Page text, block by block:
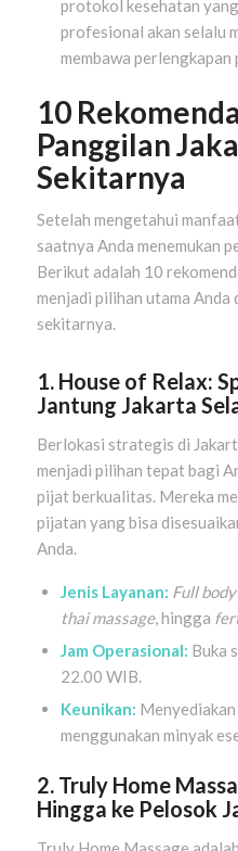
protokol kesehatan
profesional akan selalu
membawa perlengkapan
10
Panggilan
Sekitarnya
Setelah mengetahui
saatnya Anda menemukan
Berikut adalah 10
menjadi pilihan utama Anda
sekitarnya.
1. House of Relax:
Jantung Jakarta
Berlokasi strategis di
menjadi pilihan tepat bagi
pijat berkualitas. Mereka
pijatan yang bisa
Anda.
Jenis Layanan: Full
thai massage, hingga
Jam Operasional: Buka
22.00 WIB.
Keunikan:
menggunakan minyak
2. Truly Home
Hingga ke Pelosok